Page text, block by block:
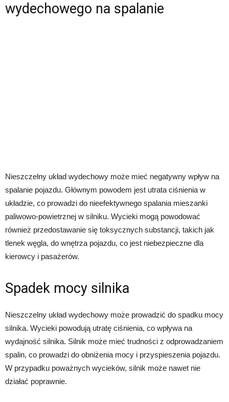
wydechowego na spalanie
Nieszczelny układ wydechowy może mieć negatywny wpływ na
spalanie pojazdu. Głównym powodem jest utrata ciśnienia w
układzie, co prowadzi do nieefektywnego spalania mieszanki
paliwowo-powietrznej w silniku. Wycieki mogą powodować
również przedostawanie się toksycznych substancji, takich jak
tlenek węgla, do wnętrza pojazdu, co jest niebezpieczne dla
kierowcy i pasażerów.
Spadek mocy silnika
Nieszczelny układ wydechowy może prowadzić do spadku mocy
silnika. Wycieki powodują utratę ciśnienia, co wpływa na
wydajność silnika. Silnik może mieć trudności z odprowadzaniem
spalin, co prowadzi do obniżenia mocy i przyspieszenia pojazdu.
W przypadku poważnych wycieków, silnik może nawet nie
działać poprawnie.